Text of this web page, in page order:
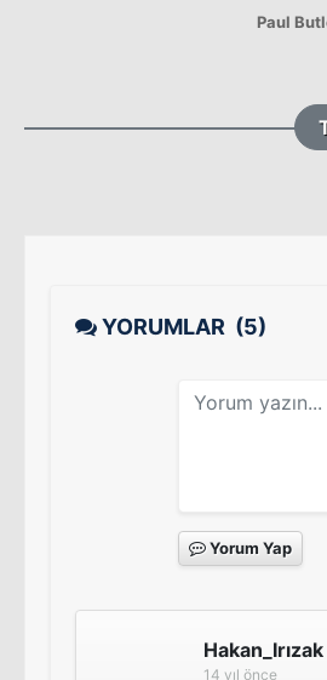
Paul
YORUMLAR (5)
Yorum Yap
Hakan_Irızak
14 yıl önce